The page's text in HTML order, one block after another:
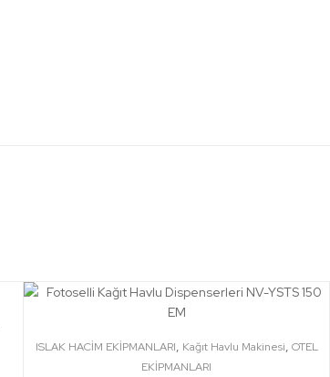
ISLAK HACİM EKİPMANLARI, Kağıt Havlu Makinesi, OTEL
EKİPMANLARI